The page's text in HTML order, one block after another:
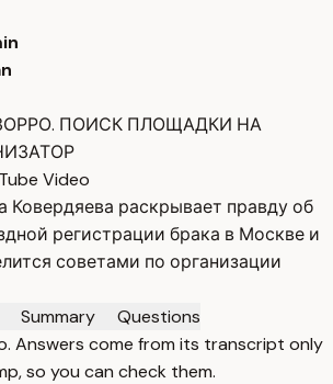
ПОИСК ПЛОЩАДКИ НА
Video
Ковердяева раскрывает правду об
регистрации брака в Москве и
советами по организации
Summary
Questions
Answers come from its transcript only
so you can check them.